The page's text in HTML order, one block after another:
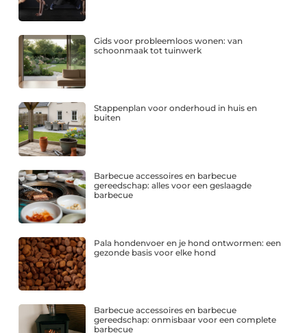
Gids voor probleemloos wonen: van
schoonmaak tot tuinwerk
Stappenplan voor onderhoud in huis en
buiten
Barbecue accessoires en barbecue
gereedschap: alles voor een geslaagde
barbecue
Pala hondenvoer en je hond ontwormen: een
gezonde basis voor elke hond
Barbecue accessoires en barbecue
gereedschap: onmisbaar voor een complete
barbecue